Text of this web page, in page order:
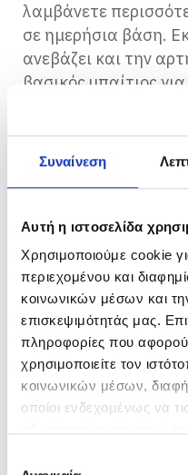
Συναίνεση
Αυτή η ιστοσελίδα
Χρησιμοποιούμε cookie
περιεχομένου και
κοινωνικών μέσων και
επισκεψιμότητάς μας.
πληροφορίες που
χρησιμοποιείτε τον
κοινωνικών μέσων,
οποίοι ενδεχομένως να
λαμβάνετε
σε ημερήσια βάση.
ανεβάζει και την
βασικός υπαίτιος
Πώς πέφτει η
Προτιμήστε
ίνες
Οι διαλυτές φυτικές
βοηθούν στη ρύθμιση
σακχάρου του
Πηγή διαλυτών ινών
εσπεριδοειδή, το